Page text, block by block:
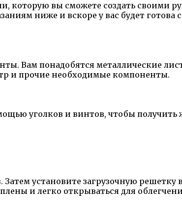
которую вы сможете создать своими
ниже и вскоре у вас будет готова
Вам понадобятся металлические
и прочие необходимые компоненты.
уголков и винтов, чтобы
установите загрузочную решетку
и легко открываться для